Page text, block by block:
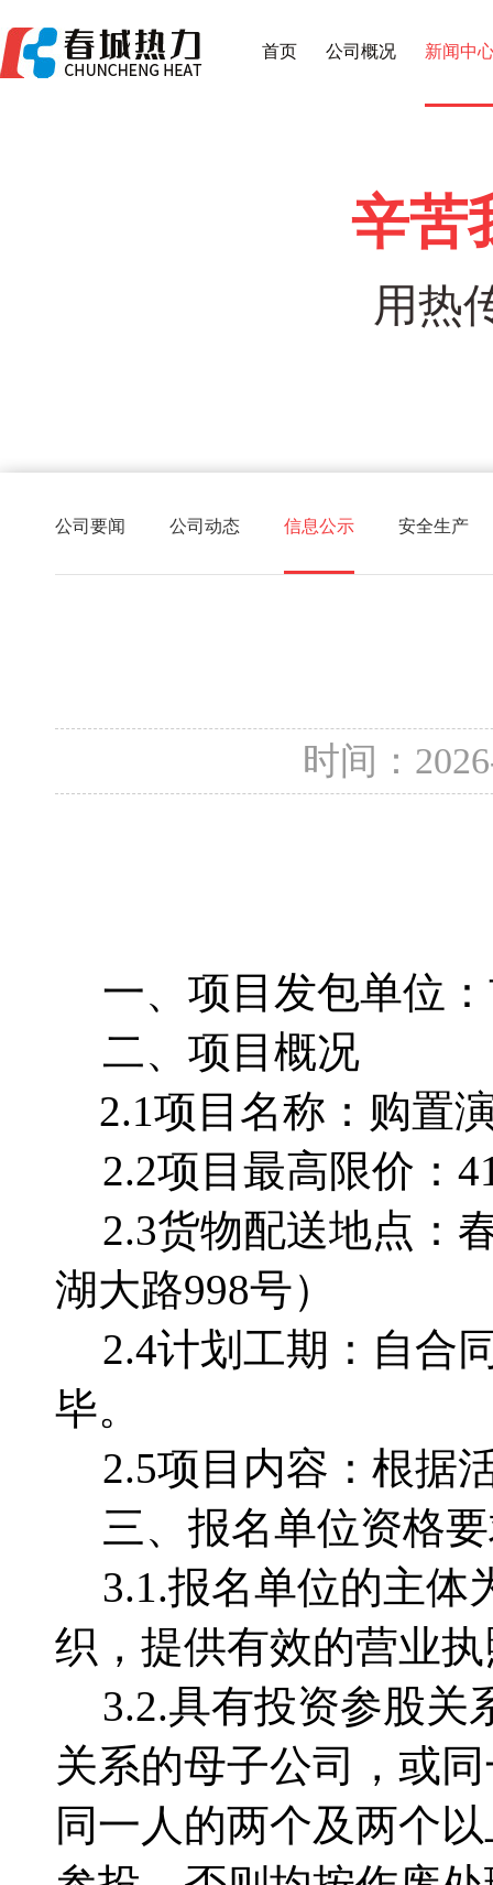
首页 公司概况 新闻中
辛苦
用热
公司要闻 公司动态 信息公示 安全生产
时间：
一、项目发包单位
二、项目概况
2.1项目名称：购置
2.2项目最高限价：
2.3货物配送地点：
湖大路998号）
2.4计划工期：自合
毕。
2.5项目内容：根据
三、报名单位资格
3.1.报名单位的主体
织，提供有效的营业
3.2.具有投资参股关
关系的母子公司，或
同一人的两个及两个